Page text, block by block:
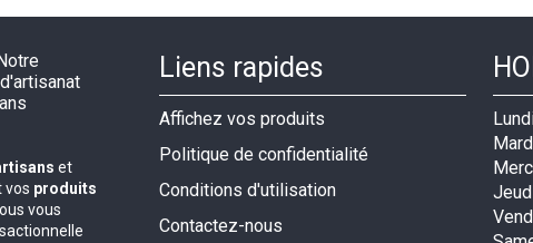
et
vos produits
vous
Liens rapides
Affichez vos produits
Politique de confidentialité
Conditions d'utilisation
Contactez-nous